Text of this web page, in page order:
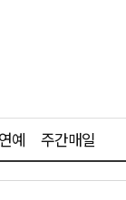
예 주간매일